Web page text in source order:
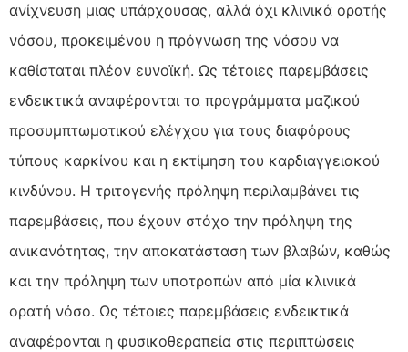
ανίχνευση μιας υπάρχουσας, αλλά όχι κλινικά ορατής
νόσου, προκειμένου η πρόγνωση της νόσου να
καθίσταται πλέον ευνοϊκή. Ως τέτοιες παρεμβάσεις
ενδεικτικά αναφέρονται τα προγράμματα μαζικού
προσυμπτωματικού ελέγχου για τους διαφόρους
τύπους καρκίνου και η εκτίμηση του καρδιαγγειακού
κινδύνου. Η τριτογενής πρόληψη περιλαμβάνει τις
παρεμβάσεις, που έχουν στόχο την πρόληψη της
ανικανότητας, την αποκατάσταση των βλαβών, καθώς
και την πρόληψη των υποτροπών από μία κλινικά
ορατή νόσο. Ως τέτοιες παρεμβάσεις ενδεικτικά
αναφέρονται η φυσικοθεραπεία στις περιπτώσεις